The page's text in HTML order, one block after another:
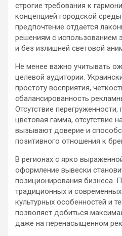
строгие требования к
концепцией городской
предпочтение отдается
решениям с использованием
и без излишней световой
Не менее важно учитывать
целевой аудитории.
простоту восприятия,
сбалансированность
Отсутствие
цветовая гамма, отсутствие
вызывают доверие и
позитивного отношения к
В регионах с ярко
оформление вывески
позиционирования бизнеса.
традиционных и
культурных особенностей и
позволяет добиться
даже на перенасыщенном